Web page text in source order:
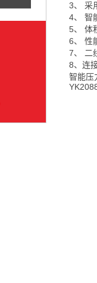
3、 采
4、 智
5、
体
6、
性
7、 二
8、连
智能压